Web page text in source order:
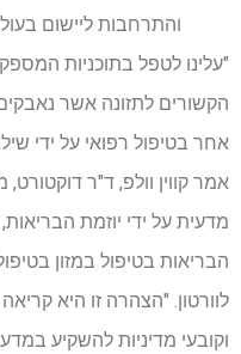
והתרחבות ליישום
"עלינו לטפל בתוכניות
הקשורים לתזונה אשר
אחר בטיפול רפואי על ידי
אמר קווין וולפ, ד"ר
מדעית על ידי יוזמת
הבריאות בטיפול במזון
לוורטון. "הצהרה זו היא
וקובעי מדיניות להשקיע